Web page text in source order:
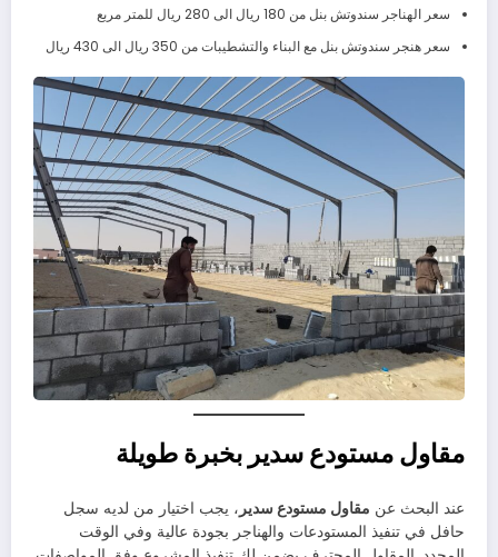
سعر الهناجر سندوتش بنل من 180 ريال الى 280 ريال للمتر مربع
سعر هنجر سندوتش بنل مع البناء والتشطيبات من 350 ريال الى 430 ريال
مقاول مستودع سدير بخبرة طويلة
عند البحث عن مقاول مستودع سدير ، يجب اختيار من لديه سجل
حافل في تنفيذ المستودعات والهناجر بجودة عالية وفي الوقت